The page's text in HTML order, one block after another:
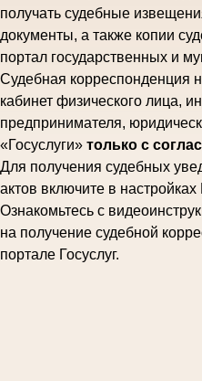
получать судебные
документы, а также копии
портал государственных и
Судебная корреспонденция
кабинет физического лица,
предпринимателя,
«Госуслуги» только с
Для получения судебных
актов включите в
Ознакомьтесь с
на получение судебной
портале Госуслуг.